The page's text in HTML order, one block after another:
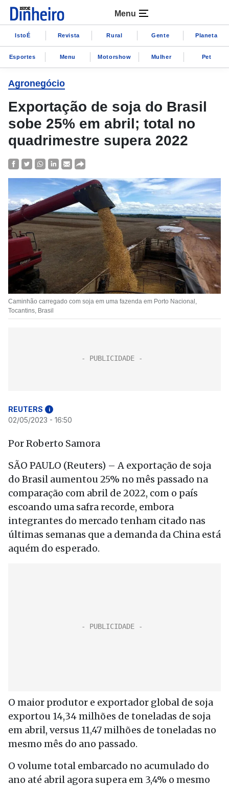
Menu
IstoÉ Revista Rural Gente Planeta
Esportes Menu Motorshow Mulher Pet
Agronegócio
Exportação de soja do Brasil
sobe 25% em abril; total no
quadrimestre supera 2022
Caminhão carregado com soja em uma fazenda em Porto Nacional,
Tocantins, Brasil
REUTERS i
02/05/2023 - 16:50
Por Roberto Samora
SÃO PAULO (Reuters) – A exportação de soja
do Brasil aumentou 25% no mês passado na
comparação com abril de 2022, com o país
escoando uma safra recorde, embora
integrantes do mercado tenham citado nas
últimas semanas que a demanda da China está
aquém do esperado.
O maior produtor e exportador global de soja
exportou 14,34 milhões de toneladas de soja
em abril, versus 11,47 milhões de toneladas no
mesmo mês do ano passado.
O volume total embarcado no acumulado do
ano até abril agora supera em 3,4% o mesmo